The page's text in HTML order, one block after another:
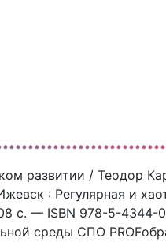
развитии / Теодор
: Регулярная и
c. — ISBN 978-5-4344-
среды СПО